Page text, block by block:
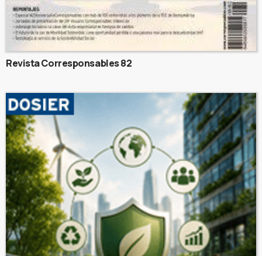
Revista Corresponsables 82